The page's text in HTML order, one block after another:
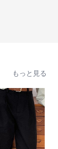
もっと見る